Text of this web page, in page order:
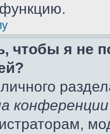
чтобы я не
конференции